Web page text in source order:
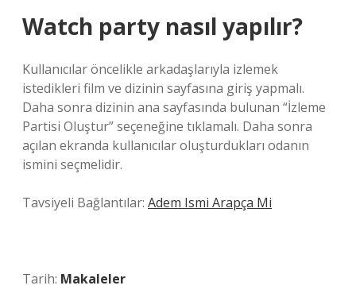
Watch party nasıl yapılır?
Kullanıcılar öncelikle arkadaşlarıyla izlemek
istedikleri film ve dizinin sayfasına giriş yapmalı.
Daha sonra dizinin ana sayfasında bulunan “İzleme
Partisi Oluştur” seçeneğine tıklamalı. Daha sonra
açılan ekranda kullanıcılar oluşturdukları odanın
ismini seçmelidir.
Tavsiyeli Bağlantılar: Adem Ismi Arapça Mi
Tarih: Makaleler